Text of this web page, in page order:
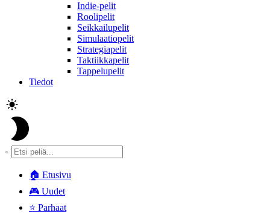
Indie-pelit
Roolipelit
Seikkailupelit
Simulaatiopelit
Strategiapelit
Taktiikkapelit
Tappelupelit
Tiedot
🏠 Etusivu
🎮 Uudet
⭐ Parhaat